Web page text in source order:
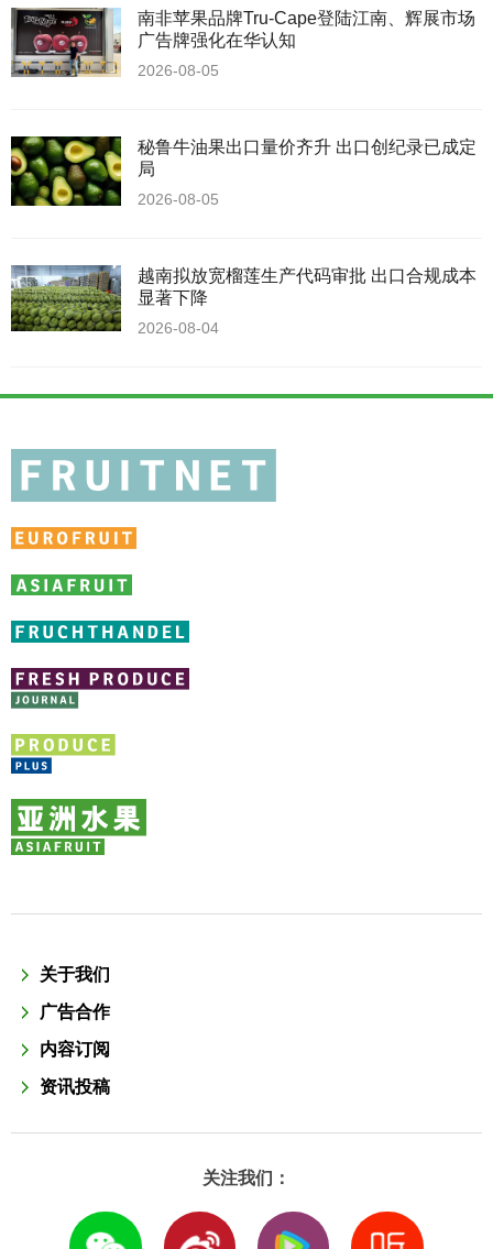
南非苹果品牌Tru-Cape登陆江南、辉展市场
广告牌强化在华认知
2026-08-05
秘鲁牛油果出口量价齐升 出口创纪录已成定
局
2026-08-05
越南拟放宽榴莲生产代码审批 出口合规成本
显著下降
2026-08-04
关于我们
广告合作
内容订阅
资讯投稿
关注我们：